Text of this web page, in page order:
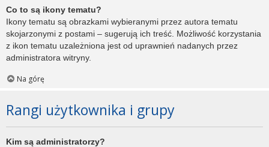
Co to są ikony tematu?
Ikony tematu są obrazkami wybieranymi przez autora tematu
skojarzonymi z postami – sugerują ich treść. Możliwość korzystania
z ikon tematu uzależniona jest od uprawnień nadanych przez
administratora witryny.
Na górę
Rangi użytkownika i grupy
Kim są administratorzy?